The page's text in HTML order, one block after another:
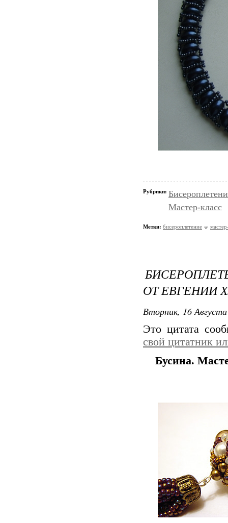
Рубрики:
Мастер-класс
Метки: бисероплетение
ОТ ЕВГЕНИИ
Вторник, 16
Это цитата
свой цитатник
Бусина.